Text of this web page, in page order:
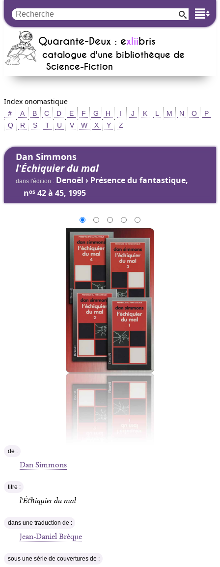
Quarante-Deux : exliibris
catalogue d'une bibliothèque de
Science-Fiction
Index onomastique
＃ A B C D E F G H I J K L M N O
P
Q
R S T U V W X Y Z
Dan Simmons
l'Échiquier du mal
dans l'édition : Denoël › Présence du fantastique,
nos 42 à 45, 1995
de :
Dan Simmons
titre :
l'Échiquier du mal
dans une traduction de :
Jean-Daniel Brèque
sous une série de couvertures de :